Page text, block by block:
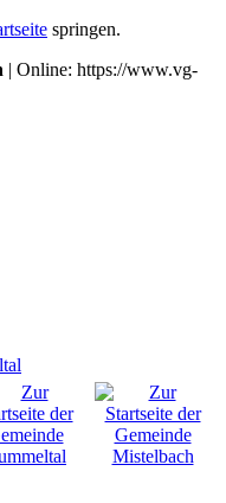
springen.
| Online: https://www.vg-